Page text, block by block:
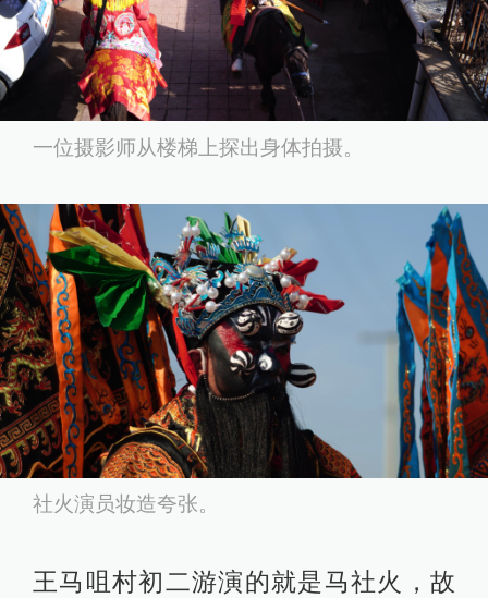
一位摄影师从楼梯上探出身体拍摄。
社火演员妆造夸张。
王马咀村初二游演的就是马社火，故